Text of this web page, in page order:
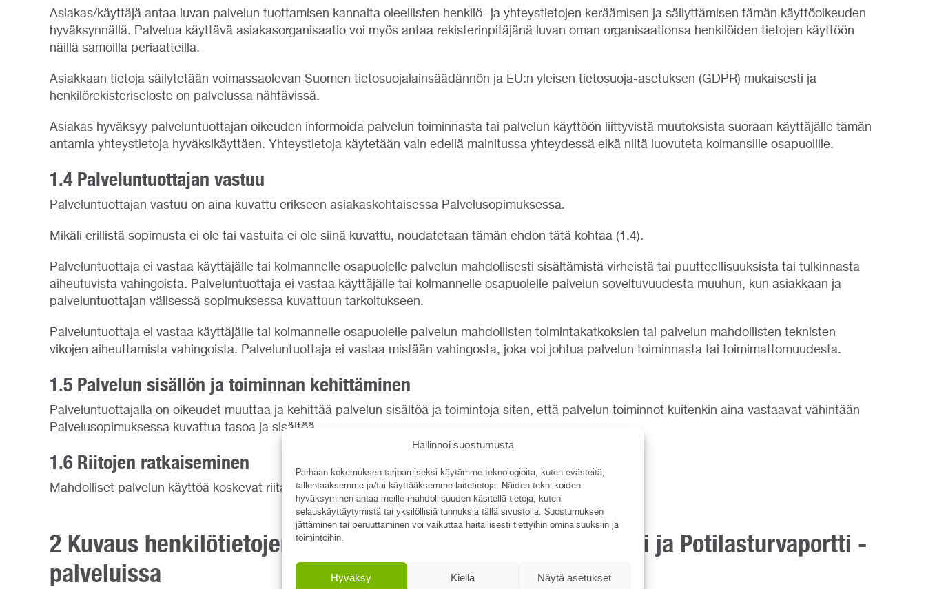
Hallinnoi suostumusta
Parhaan kokemuksen tarjoamiseksi käytämme teknologioita, kuten evästeitä,
tallentaaksemme ja/tai käyttääksemme laitetietoja. Näiden tekniikoiden
hyväksyminen antaa meille mahdollisuuden käsitellä tietoja, kuten
selauskäyttäytymistä tai yksilöllisiä tunnuksia tällä sivustolla. Suostumuksen
jättäminen tai peruuttaminen voi vaikuttaa haitallisesti tiettyihin ominaisuuksiin ja
toimintoihin.
Hyväksy Kiellä Näytä asetukset
Asiakas/käyttäjä antaa luvan palvelun tuottamisen kannalta oleellisten henkilö- ja yhteystietojen keräämisen ja säilyttämisen tämän käyttöoikeuden
hyväksynnällä. Palvelua käyttävä asiakasorganisaatio voi myös antaa rekisterinpitäjänä luvan oman organisaationsa henkilöiden tietojen käyttöön
näillä samoilla periaatteilla.
Asiakkaan tietoja säilytetään voimassaolevan Suomen tietosuojalainsäädännön ja EU:n yleisen tietosuoja-asetuksen (GDPR) mukaisesti ja
henkilörekisteriseloste on palvelussa nähtävissä.
Asiakas hyväksyy palveluntuottajan oikeuden informoida palvelun toiminnasta tai palvelun käyttöön liittyvistä muutoksista suoraan käyttäjälle tämän
antamia yhteystietoja hyväksikäyttäen. Yhteystietoja käytetään vain edellä mainitussa yhteydessä eikä niitä luovuteta kolmansille osapuolille.
1.4 Palveluntuottajan vastuu
Palveluntuottajan vastuu on aina kuvattu erikseen asiakaskohtaisessa Palvelusopimuksessa.
Mikäli erillistä sopimusta ei ole tai vastuita ei ole siinä kuvattu, noudatetaan tämän ehdon tätä kohtaa (1.4).
Palveluntuottaja ei vastaa käyttäjälle tai kolmannelle osapuolelle palvelun mahdollisesti sisältämistä virheistä tai puutteellisuuksista tai tulkinnasta
aiheutuvista vahingoista. Palveluntuottaja ei vastaa käyttäjälle tai kolmannelle osapuolelle palvelun soveltuvuudesta muuhun, kun asiakkaan ja
palveluntuottajan välisessä sopimuksessa kuvattuun tarkoitukseen.
Palveluntuottaja ei vastaa käyttäjälle tai kolmannelle osapuolelle palvelun mahdollisten toimintakatkoksien tai palvelun mahdollisten teknisten
vikojen aiheuttamista vahingoista. Palveluntuottaja ei vastaa mistään vahingosta, joka voi johtua palvelun toiminnasta tai toimimattomuudesta.
1.5 Palvelun sisällön ja toiminnan kehittäminen
Palveluntuottajalla on oikeudet muuttaa ja kehittää palvelun sisältöä ja toimintoja siten, että palvelun toiminnot kuitenkin aina vastaavat vähintään
Palvelusopimuksessa kuvattua tasoa ja sisältöä.
1.6 Riitojen ratkaiseminen
Mahdolliset palvelun käyttöä koskevat riitaisuudet ratkaistaan Helsingin käräjäoikeudessa.
2 Kuvaus henkilötietojen käsittelystä Rego HSEQ, Laatuportti ja Potilasturvaportti -
palveluissa